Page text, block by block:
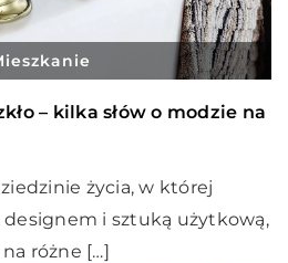
– kilka słów o modzie na
życia, w której
i sztuką użytkową,
różne […]